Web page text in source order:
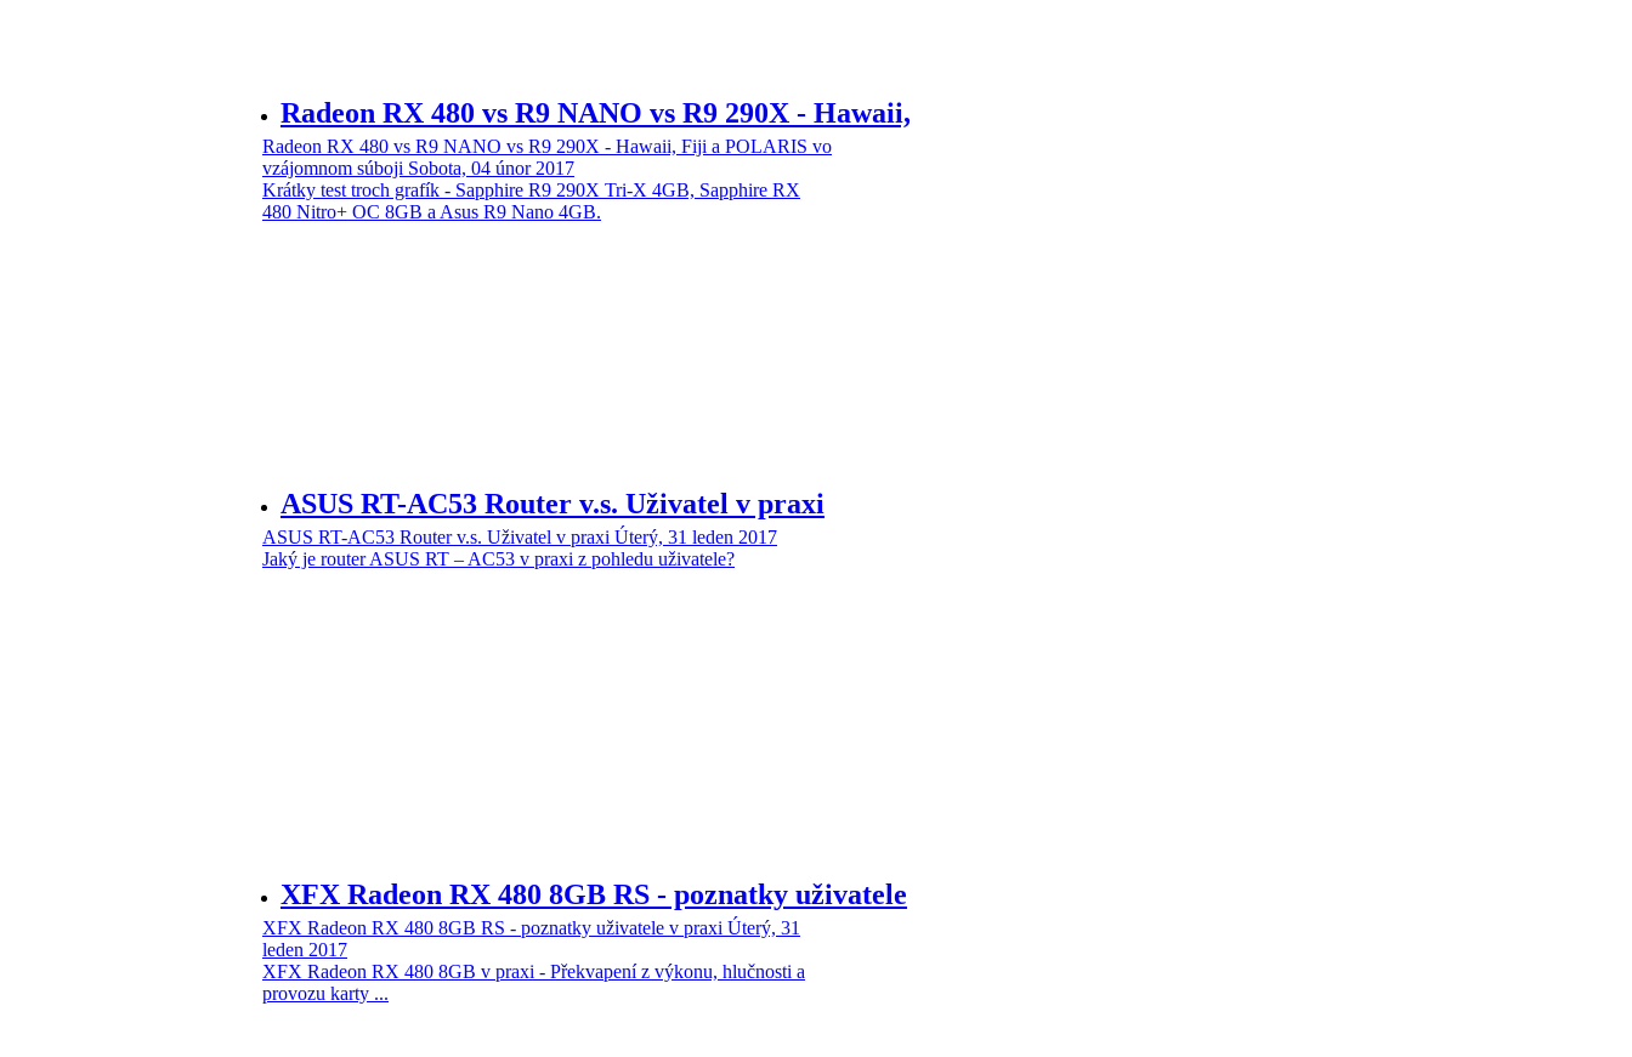
Radeon RX 480 vs R9 NANO vs R9 290X - Hawaii,
Radeon RX 480 vs R9 NANO vs R9 290X - Hawaii, Fiji a POLARIS vo
vzájomnom súboji Sobota, 04 únor 2017
Krátky test troch grafík - Sapphire R9 290X Tri-X 4GB, Sapphire RX
480 Nitro+ OC 8GB a Asus R9 Nano 4GB.
ASUS RT-AC53 Router v.s. Uživatel v praxi
ASUS RT-AC53 Router v.s. Uživatel v praxi Úterý, 31 leden 2017
Jaký je router ASUS RT – AC53 v praxi z pohledu uživatele?
XFX Radeon RX 480 8GB RS - poznatky uživatele
XFX Radeon RX 480 8GB RS - poznatky uživatele v praxi Úterý, 31
leden 2017
XFX Radeon RX 480 8GB v praxi - Překvapení z výkonu, hlučnosti a
provozu karty ...